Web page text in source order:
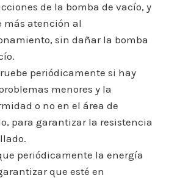
de la bomba de vacío, y
más atención al
sin dañar la bomba
periódicamente si hay
menores y la
o no en el área de
para garantizar la resistencia
periódicamente la energía
que esté en